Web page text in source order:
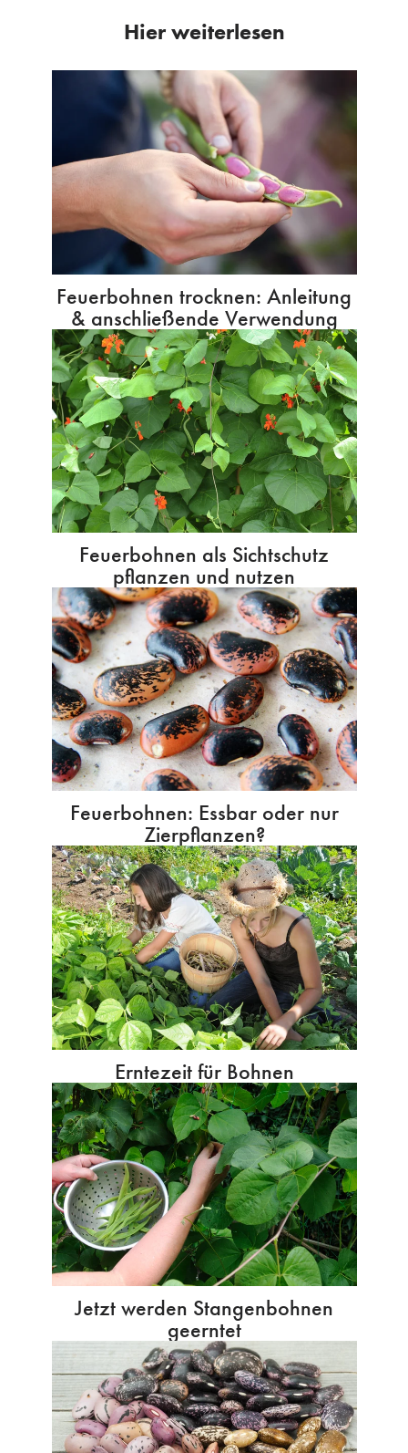
Hier weiterlesen
Feuerbohnen trocknen: Anleitung
& anschließende Verwendung
Feuerbohnen als Sichtschutz
pflanzen und nutzen
Feuerbohnen: Essbar oder nur
Zierpflanzen?
Erntezeit für Bohnen
Jetzt werden Stangenbohnen
geerntet